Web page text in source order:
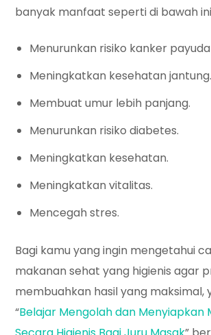
banyak manfaat seperti di bawah
Menurunkan risiko kanker
Meningkatkan kesehatan jantung.
Membuat umur lebih panjang.
Menurunkan risiko diabetes.
Meningkatkan kesehatan.
Meningkatkan vitalitas.
Mencegah stres.
Bagi kamu yang ingin mengetahui
makanan sehat yang higienis agar
membuahkan hasil yang maksimal,
“Belajar Mengolah dan Menyiapkan